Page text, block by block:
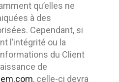
qu’elles ne
à des
Cependant, si
l’intégrité ou la
du Client
de
, celle-ci devra